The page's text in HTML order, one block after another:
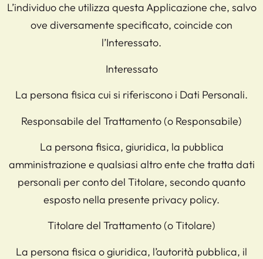
L’individuo che utilizza questa Applicazione che, salvo
ove diversamente specificato, coincide con
l’Interessato.
Interessato
La persona fisica cui si riferiscono i Dati Personali.
Responsabile del Trattamento (o Responsabile)
La persona fisica, giuridica, la pubblica
amministrazione e qualsiasi altro ente che tratta dati
personali per conto del Titolare, secondo quanto
esposto nella presente privacy policy.
Titolare del Trattamento (o Titolare)
La persona fisica o giuridica, l’autorità pubblica, il